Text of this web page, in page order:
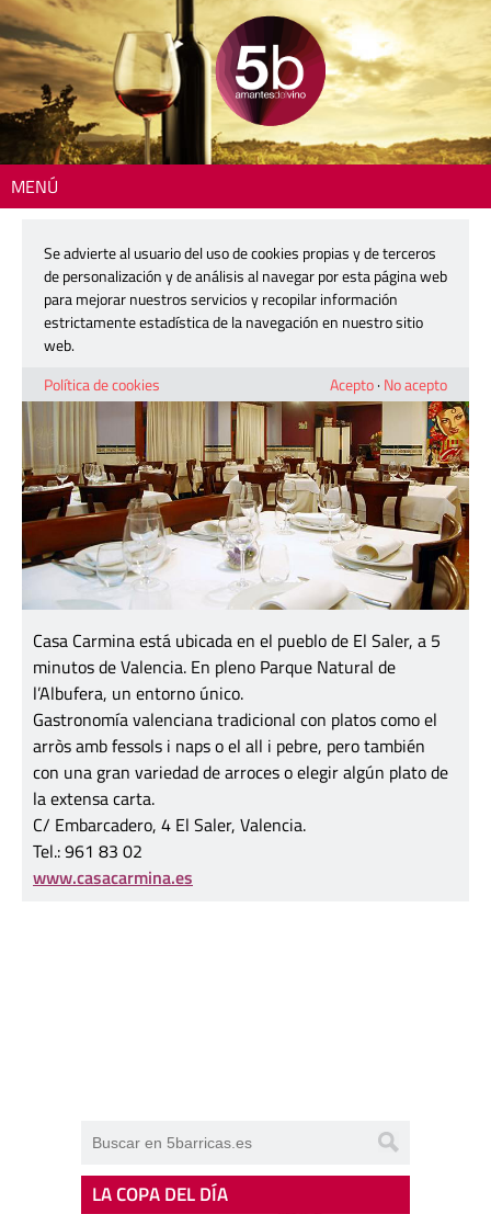
MENÚ
Casa Carmina
Casa Carmina está ubicada en el pueblo de El Saler, a 5
minutos de Valencia. En pleno Parque Natural de
l’Albufera, un entorno único.
Gastronomía valenciana tradicional con platos como el
arròs amb fessols i naps o el all i pebre, pero también
con una gran variedad de arroces o elegir algún plato de
la extensa carta.
C/ Embarcadero, 4 El Saler, Valencia.
Tel.:961 83 02
www.casacarmina.es
LA COPA DEL DÍA
Se advierte al usuario del uso de cookies propias y de terceros
de personalización y de análisis al navegar por esta página web
para mejorar nuestros servicios y recopilar información
estrictamente estadística de la navegación en nuestro sitio
web.
Política de cookies
Acepto· No acepto